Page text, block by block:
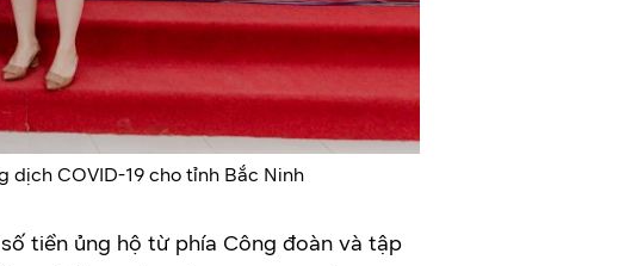
dịch COVID-19 cho tỉnh Bắc Ninh
tiền ủng hộ từ phía Công đoàn và tập